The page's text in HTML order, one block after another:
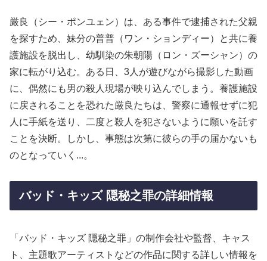
厳良（シー・ポンユェン）は、ある事件で逮捕された父親
を探すため、妹分の普普（ワン・ションディー）と共に養
護施設を脱出し、幼馴染の朱朝陽（ロン・ズーシャン）の
家に転がり込む。ある日、3人が遊びながら撮影した動画
に、偶然にも男の殺人現場が映り込んでしまう。養護施設
に戻されることを恐れた厳良たちは、警察に通報せずに犯
人に手紙を送り、二度と殺人を犯さないように願いを託す
ことを決断。しかし、事態は次第に彼らの手の届かないも
のとなっていく...。
バッド・キッズ 隠秘之罪の詳細情報
「バッド・キッズ 隠秘之罪」の制作会社や監督、キャス
ト、主題歌アーティストなどの作品に関する詳しい情報を